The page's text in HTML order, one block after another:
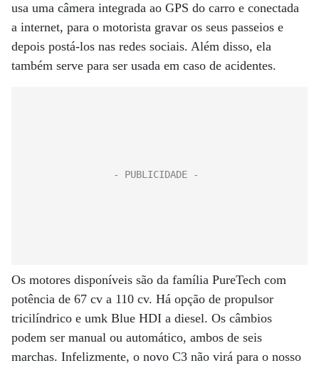
usa uma câmera integrada ao GPS do carro e conectada
a internet, para o motorista gravar os seus passeios e
depois postá-los nas redes sociais. Além disso, ela
também serve para ser usada em caso de acidentes.
Os motores disponíveis são da família PureTech com
potência de 67 cv a 110 cv. Há opção de propulsor
tricilíndrico e umk Blue HDI a diesel. Os câmbios
podem ser manual ou automático, ambos de seis
marchas. Infelizmente, o novo C3 não virá para o nosso